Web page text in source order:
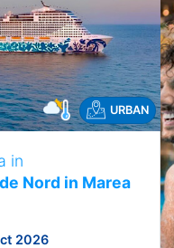
URBAN
in
Nord in Marea
2026